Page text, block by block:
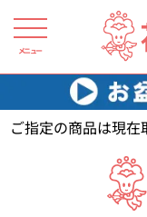
メニュー
花キューピット 【】
ご指定の商品は現在